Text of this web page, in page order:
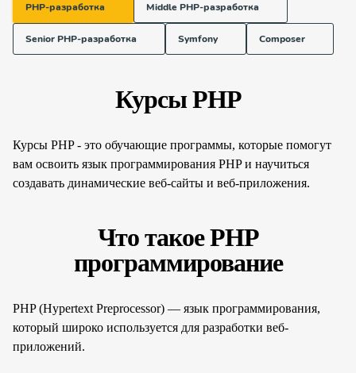
PHP-разработка Middle PHP-разработка
Senior PHP-разработка Symfony Composer
Курсы PHP
Курсы PHP - это обучающие программы, которые помогут
вам освоить язык программирования PHP и научиться
создавать динамические веб-сайты и веб-приложения.
Что такое PHP
программирование
PHP (Hypertext Preprocessor) — язык программирования,
который широко используется для разработки веб-
приложений.